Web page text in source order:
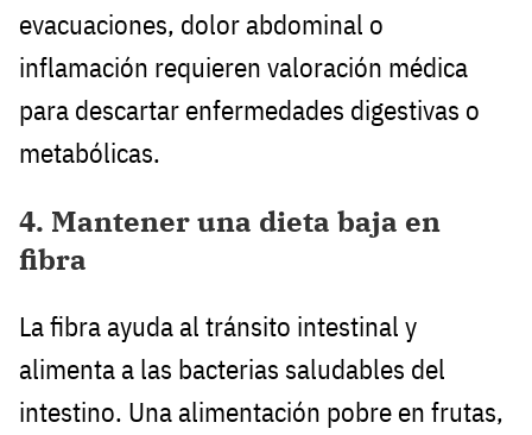
evacuaciones, dolor abdominal o
inflamación requieren valoración médica
para descartar enfermedades digestivas o
metabólicas.
4. Mantener una dieta baja en
fibra
La fibra ayuda al tránsito intestinal y
alimenta a las bacterias saludables del
intestino. Una alimentación pobre en frutas,